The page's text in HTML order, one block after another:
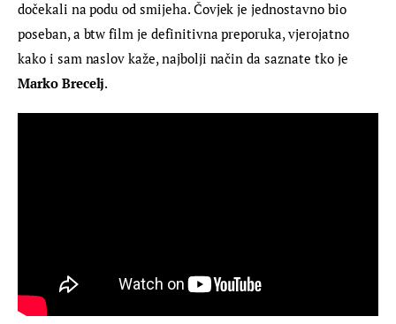
dočekali na podu od smijeha. Čovjek je jednostavno bio
poseban, a btw film je definitivna preporuka, vjerojatno
kako i sam naslov kaže, najbolji način da saznate tko je
Marko Brecelj.